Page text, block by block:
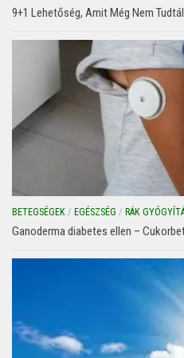
9+1 Lehetőség, Amit Még Nem
BETEGSÉGEK / EGÉSZSÉG / RÁK
Ganoderma diabetes ellen –